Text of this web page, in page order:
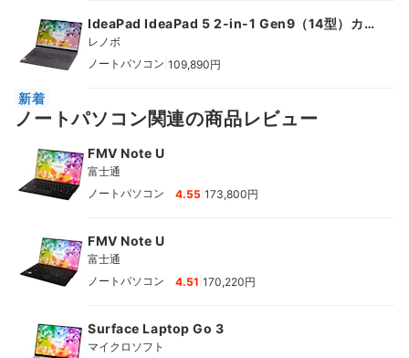
IdeaPad IdeaPad 5 2-in-1 Gen9（14型）カ
スタマイズモデル
レノボ
ノートパソコン 109,890円
新着
ノートパソコン関連の商品レビュー
FMV Note U
富士通
ノートパソコン
4.55 173,800円
FMV Note U
富士通
ノートパソコン
4.51 170,220円
Surface Laptop Go 3
マイクロソフト